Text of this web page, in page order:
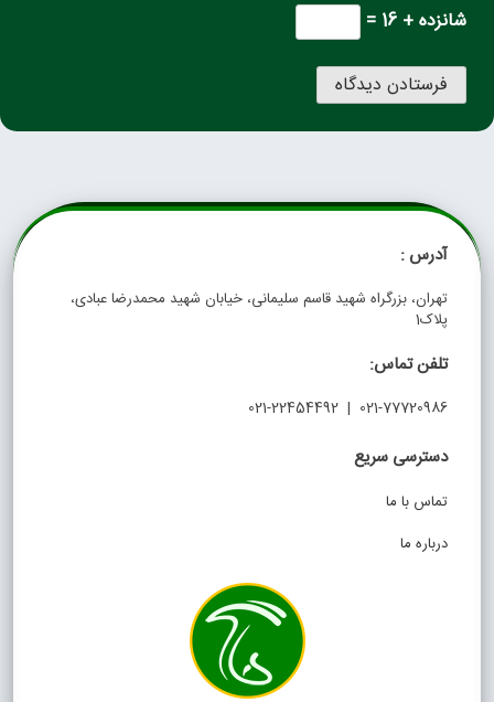
شانزده + 16 =
آدرس :
تهران، بزرگراه شهید قاسم سلیمانی، خیابان شهید محمدرضا عبادی،
پلاک1
تلفن تماس:
021-77720986 | 021-22454492
دسترسی سریع
تماس با ما
درباره ما